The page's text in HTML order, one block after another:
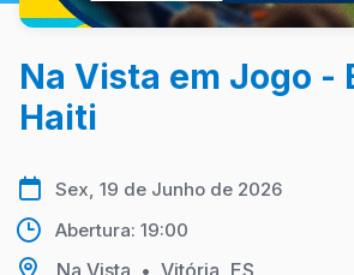
Na Vista em Jogo -
Haiti
Sex, 19 de Junho de 2026
Abertura: 19:00
Na Vista • Vitória, ES